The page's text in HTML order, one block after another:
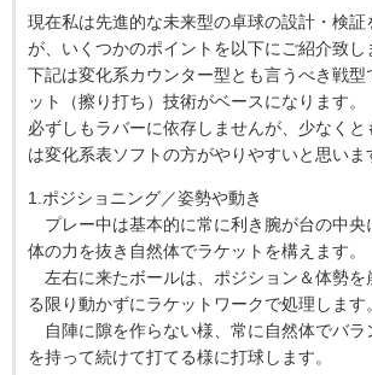
現在私は先進的な未来型の卓球の設計・検証
が、いくつかのポイントを以下にご紹介致し
下記は変化系カウンター型とも言うべき戦型
ット（擦り打ち）技術がベースになります。
必ずしもラバーに依存しませんが、少なくと
は変化系表ソフトの方がやりやすいと思いま
1.ポジショニング／姿勢や動き
プレー中は基本的に常に利き腕が台の中央
体の力を抜き自然体でラケットを構えます。
左右に来たボールは、ポジション＆体勢を
る限り動かずにラケットワークで処理します。
自陣に隙を作らない様、常に自然体でバラ
を持って続けて打てる様に打球します。